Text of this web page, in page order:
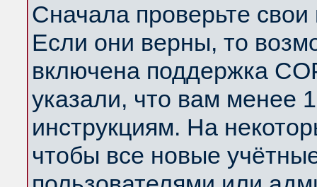
Сначала проверьте
Если они верны, то
включена поддержка
указали, что вам менее
инструкциям. На
чтобы все новые